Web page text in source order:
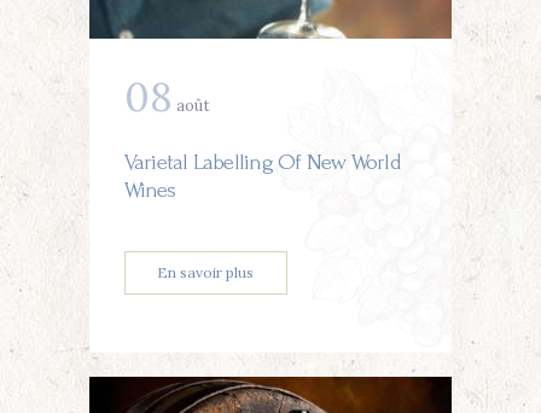
08 août
Varietal Labelling Of New World
Wines
En savoir plus